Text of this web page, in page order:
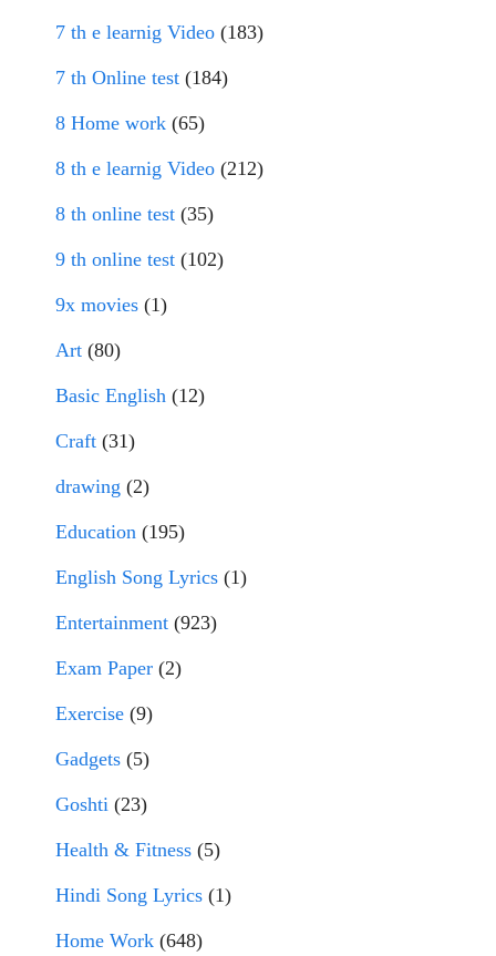
7 th e learnig Video (183)
7 th Online test (184)
8 Home work (65)
8 th e learnig Video (212)
8 th online test (35)
9 th online test (102)
9x movies (1)
Art (80)
Basic English (12)
Craft (31)
drawing (2)
Education (195)
English Song Lyrics (1)
Entertainment (923)
Exam Paper (2)
Exercise (9)
Gadgets (5)
Goshti (23)
Health & Fitness (5)
Hindi Song Lyrics (1)
Home Work (648)